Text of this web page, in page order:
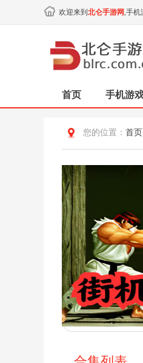
欢迎来到 北仑手游网,手机
首页 手机游
您的位置： 首页